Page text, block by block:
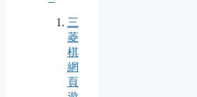
三
菱
棋
網
頁